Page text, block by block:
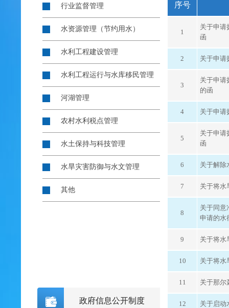
序号
1
关于申请
函
2 关于申请
3
关于申请
的函
4 关于申请
5
关于申请
函
6 关于解
7 关于将
8
关于同意
申请的水
9 关于将水
10 关于将水
11 关于那尔
12 关于启动
行业监督管理
水资源管理（节约用水）
水利工程建设管理
水利工程运行与水库移民管理
河湖管理
农村水利税点管理
水土保持与科技管理
水旱灾害防御与水文管理
其他
政府信息公开制度